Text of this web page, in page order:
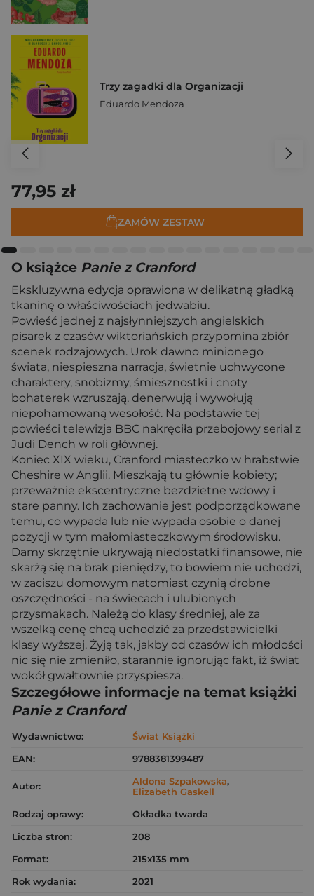
Trzy zagadki dla Organizacji
Eduardo Mendoza
77,95 zł
ZAMÓW ZESTAW
O książce Panie z Cranford
Ekskluzywna edycja oprawiona w delikatną gładką
tkaninę o właściwościach jedwabiu.
Powieść jednej z najsłynniejszych angielskich
pisarek z czasów wiktoriańskich przypomina zbiór
scenek rodzajowych. Urok dawno minionego
świata, niespieszna narracja, świetnie uchwycone
charaktery, snobizmy, śmiesznostki i cnoty
bohaterek wzruszają, denerwują i wywołują
niepohamowaną wesołość. Na podstawie tej
powieści telewizja BBC nakręciła przebojowy serial z
Judi Dench w roli głównej.
Koniec XIX wieku, Cranford miasteczko w hrabstwie
Cheshire w Anglii. Mieszkają tu głównie kobiety;
przeważnie ekscentryczne bezdzietne wdowy i
stare panny. Ich zachowanie jest podporządkowane
temu, co wypada lub nie wypada osobie o danej
pozycji w tym małomiasteczkowym środowisku.
Damy skrzętnie ukrywają niedostatki finansowe, nie
skarżą się na brak pieniędzy, to bowiem nie uchodzi,
w zaciszu domowym natomiast czynią drobne
oszczędności - na świecach i ulubionych
przysmakach. Należą do klasy średniej, ale za
wszelką cenę chcą uchodzić za przedstawicielki
klasy wyższej. Żyją tak, jakby od czasów ich młodości
nic się nie zmieniło, starannie ignorując fakt, iż świat
wokół gwałtownie przyspiesza.
Szczegółowe informacje na temat książki
Panie z Cranford
Wydawnictwo:
Świat Książki
EAN:
9788381399487
Autor: Aldona Szpakowska,
Elizabeth Gaskell
Rodzaj oprawy:
Okładka twarda
Liczba stron:
208
Format:
215x135 mm
Rok wydania:
2021